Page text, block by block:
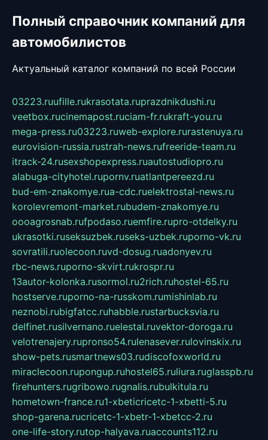
Полный справочник компаний для
автомобилистов
Актуальный каталог компаний по всей России
03223.ruufille.rukrasotata.ruprazdnikdushi.ru
veetbox.rucinemapost.ruciam-fr.rukraft-you.ru
mega-press.ru03223.ruweb-explore.rurastenuya.ru
eurovision-russia.rustrah-news.rufreeride-team.ru
itrack-24.rusexshopexpress.ruautostudiopro.ru
alabuga-cityhotel.rupornv.ruatlantpereezd.ru
bud-em-znakomye.rua-cdc.ruelektrostal-news.ru
korolevremont-market.rubudem-znakomye.ru
oooagrosnab.rufpodaso.ruemfire.rupro-otdelky.ru
ukrasotki.ruseksuzbek.ruseks-uzbek.ruporno-vk.ru
sovratili.ruolecoon.ruvd-dosug.ruadonyev.ru
rbc-news.ruporno-skvirt.rukrospr.ru
13autor-kolonka.rusormol.ru2rich.ruhostel-65.ru
hostserve.ruporno-na-russkom.rumishinlab.ru
neznobi.rubigfatcc.ruhabble.rustarbucksvia.ru
delfinet.rusilvernano.ruelestal.ruvektor-doroga.ru
velotrenajery.rupronso54.rulenasever.rulovinskix.ru
show-pets.rusmartnews03.rudiscofoxworld.ru
miraclecoon.rupongup.ruhostel65.ruliura.ruglasspb.ru
firehunters.rugribowo.rugnalis.rubulkitula.ru
hometown-france.ru1-xbeticricetc-1-xbetti-5.ru
shop-garena.rucricetc-1-xbetr-1-xbetcc-2.ru
one-life-story.rutop-halyava.ruaccounts112.ru